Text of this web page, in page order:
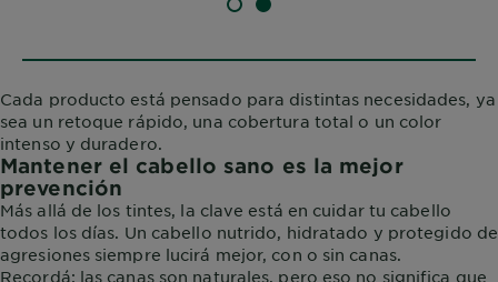
SLIDE 1SLIDE 2
Cada producto está pensado para distintas necesidades, ya
sea un retoque rápido, una cobertura total o un color
intenso y duradero.
Mantener el cabello sano es la mejor
prevención
Más allá de los tintes, la clave está en cuidar tu cabello
todos los días. Un cabello nutrido, hidratado y protegido de
agresiones siempre lucirá mejor, con o sin canas.
Recordá: las canas son naturales, pero eso no significa que